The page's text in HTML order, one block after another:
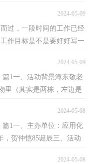
2024-05-09
过，一段时间的工作已经
作目标是不是要好好写一
2024-05-09
1一、活动背景潭东敬老
里（其实是两栋，左边是
2024-05-08
1一、主办单位：应用化
，贺仲恺85诞辰三、活动
2024-05-08